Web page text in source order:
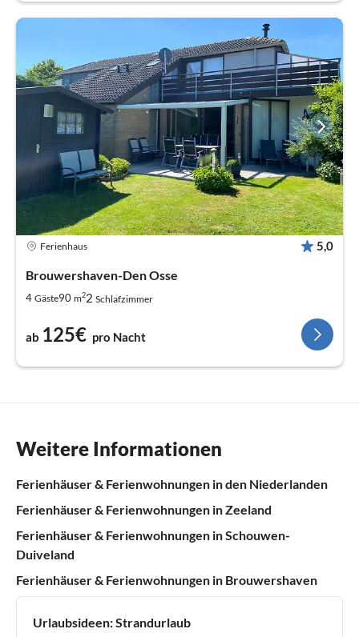
Ferienhaus 5,0
Brouwershaven-Den Osse
4 Gäste90 m22 Schlafzimmer
ab 125€ pro Nacht
Weitere Informationen
Ferienhäuser & Ferienwohnungen in den Niederlanden
Ferienhäuser & Ferienwohnungen in Zeeland
Ferienhäuser & Ferienwohnungen in Schouwen-
Duiveland
Ferienhäuser & Ferienwohnungen in Brouwershaven
Urlaubsideen:Strandurlaub